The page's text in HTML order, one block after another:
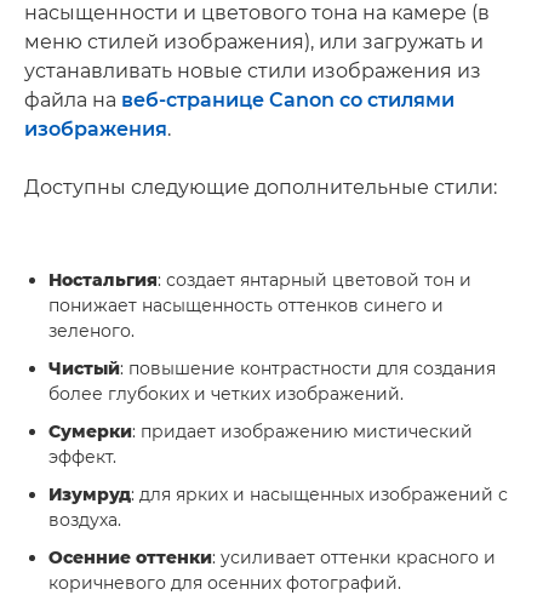
насыщенности и цветового тона на камере (в
меню стилей изображения), или загружать и
устанавливать новые стили изображения из
файла на веб-странице Canon со стилями
изображения.
Доступны следующие дополнительные стили:
Ностальгия: создает янтарный цветовой тон и
понижает насыщенность оттенков синего и
зеленого.
Чистый: повышение контрастности для создания
более глубоких и четких изображений.
Сумерки: придает изображению мистический
эффект.
Изумруд: для ярких и насыщенных изображений с
воздуха.
Осенние оттенки: усиливает оттенки красного и
коричневого для осенних фотографий.